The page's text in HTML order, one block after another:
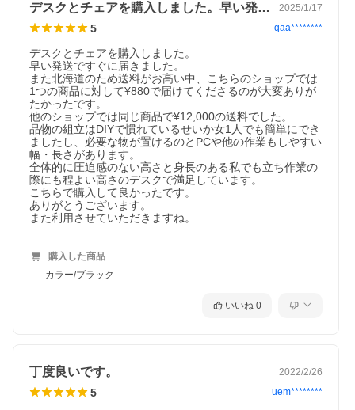
デスクとチェアを購入しました。早い発送… 2025/1/17
5 qaa********
デスクとチェアを購入しました。
早い発送ですぐに届きました。
また北海道のため送料がお高い中、こちらのショップでは
1つの商品に対して¥880で届けてくださるのが大変ありが
たかったです。
他のショップでは同じ商品で¥12,000の送料でした。
品物の組立はDIYで慣れているせいか女1人でも簡単にでき
ましたし、必要な物が置けるのとPCや他の作業もしやすい
幅・長さがあります。
全体的に圧迫感のない高さと身長のある私でも立ち作業の
際にも程よい高さのデスクで満足しています。
こちらで購入して良かったです。
ありがとうございます。
また利用させていただきますね。
購入した商品
カラー/ブラック
いいね 0
丁度良いです。 2022/2/26
5 uem********